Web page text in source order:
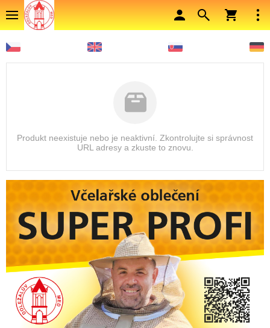
Produkt neexistuje nebo je neaktivní. Zkontrolujte si správnost
URL adresy a zkuste to znovu.